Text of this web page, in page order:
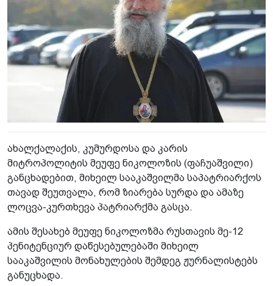
ახალქალაქის, კუმურდოსა და კარის
მიტროპოლიტის მეუფე ნიკოლოზის (ფაჩუაშვილი)
განცხადებით, მიხეილ სააკაშვილმა საპატრიარქოს
თავად შეუთვალა, რომ ზიარება სურდა და ამაზე
ლოცვა-კურთხევა პატრიარქმა გასცა.
ამის შესახებ მეუფე ნიკოლოზმა რუსთავის მე-12
პენიტენციურ დაწესებულებაში მიხეილ
სააკაშვილის მონახულების შემდეგ ჟურნალისტებს
განუცხადა.